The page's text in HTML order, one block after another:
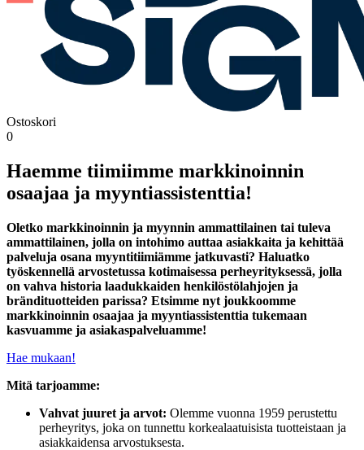
Ostoskori
0
Haemme tiimiimme markkinoinnin
osaajaa ja myyntiassistenttia!
Oletko markkinoinnin ja myynnin ammattilainen tai tuleva
ammattilainen, jolla on intohimo auttaa asiakkaita ja kehittää
palveluja osana myyntitiimiämme jatkuvasti? Haluatko
työskennellä arvostetussa kotimaisessa perheyrityksessä, jolla
on vahva historia laadukkaiden henkilöstölahjojen ja
brändituotteiden parissa? Etsimme nyt joukkoomme
markkinoinnin osaajaa ja myyntiassistenttia tukemaan
kasvuamme ja asiakaspalveluamme!
Hae mukaan!
Mitä tarjoamme:
Vahvat juuret ja arvot: Olemme vuonna 1959 perustettu
perheyritys, joka on tunnettu korkealaatuisista tuotteistaan ja
asiakkaidensa arvostuksesta.